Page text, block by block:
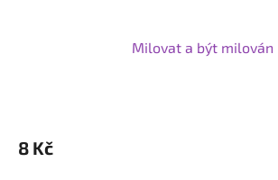
Milovat a být milován
8 Kč